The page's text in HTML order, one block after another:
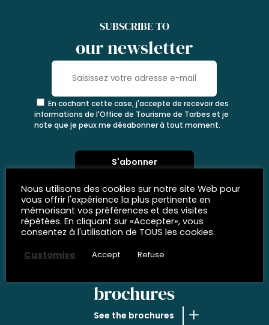
SUBSCRIBE TO
our newsletter
En cochant cette case, j'accepte de recevoir des
informations de l'Office de Tourisme de Tarbes et je
note que je peux me désabonner à tout moment.
brochures
See the brochures
Nous utilisons des cookies sur notre site Web pour
vous offrir l'expérience la plus pertinente en
mémorisant vos préférences et des visites
répétées. En cliquant sur «Accepter», vous
consentez à l'utilisation de TOUS les cookies.
Customise
Accept Refuse